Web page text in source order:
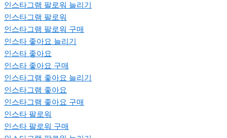
인스타그램 팔로워 늘리기
인스타그램 팔로워
인스타그램 팔로워 구매
인스타 좋아요 늘리기
인스타 좋아요
인스타 좋아요 구매
인스타그램 좋아요 늘리기
인스타그램 좋아요
인스타그램 좋아요 구매
인스타 팔로워
인스타 팔로워 구매